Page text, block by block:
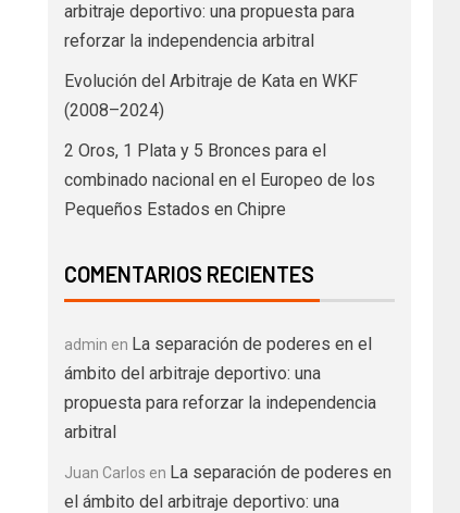
arbitraje deportivo: una propuesta para
reforzar la independencia arbitral
Evolución del Arbitraje de Kata en WKF
(2008–2024)
2 Oros, 1 Plata y 5 Bronces para el
combinado nacional en el Europeo de los
Pequeños Estados en Chipre
COMENTARIOS RECIENTES
admin en La separación de poderes en el
ámbito del arbitraje deportivo: una
propuesta para reforzar la independencia
arbitral
Juan Carlos en La separación de poderes en
el ámbito del arbitraje deportivo: una